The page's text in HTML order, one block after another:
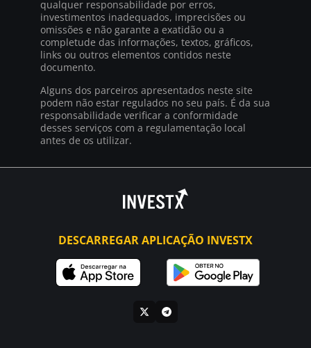
qualquer responsabilidade por erros,
investimentos inadequados, imprecisões ou
omissões e não garante a exatidão ou a
completude das informações, textos, gráficos,
links ou outros elementos contidos neste
documento.
Alguns dos parceiros apresentados neste site
podem não estar regulados no seu país. É da sua
responsabilidade verificar a conformidade
desses serviços com a regulamentação local
antes de os utilizar.
DESCARREGAR APLICAÇÃO INVESTX